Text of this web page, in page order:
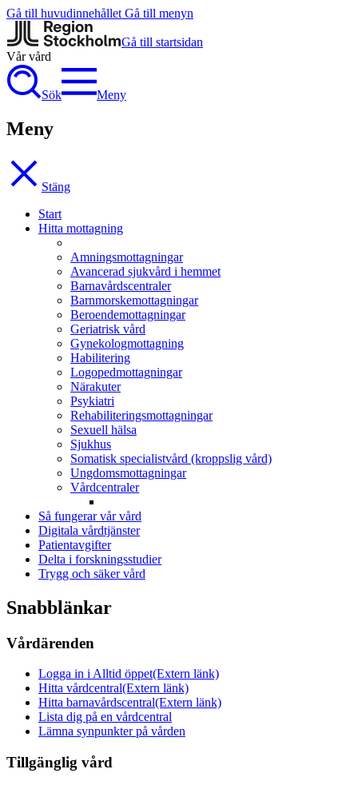
Gå till huvudinnehållet Gå till menyn
Gå till startsidan
Vår vård
Sök Meny
Meny
Stäng
Start
Hitta mottagning
Amningsmottagningar
Avancerad sjukvård i hemmet
Barnavårdscentraler
Barnmorskemottagningar
Beroendemottagningar
Geriatrisk vård
Gynekologmottagning
Habilitering
Logopedmottagningar
Närakuter
Psykiatri
Rehabiliteringsmottagningar
Sexuell hälsa
Sjukhus
Somatisk specialistvård (kroppslig vård)
Ungdomsmottagningar
Vårdcentraler
Så fungerar vår vård
Digitala vårdtjänster
Patientavgifter
Delta i forskningsstudier
Trygg och säker vård
Snabblänkar
Vårdärenden
Logga in i Alltid öppet(Extern länk)
Hitta vårdcentral(Extern länk)
Hitta barnavårdscentral(Extern länk)
Lista dig på en vårdcentral
Lämna synpunkter på vården
Tillgänglig vård